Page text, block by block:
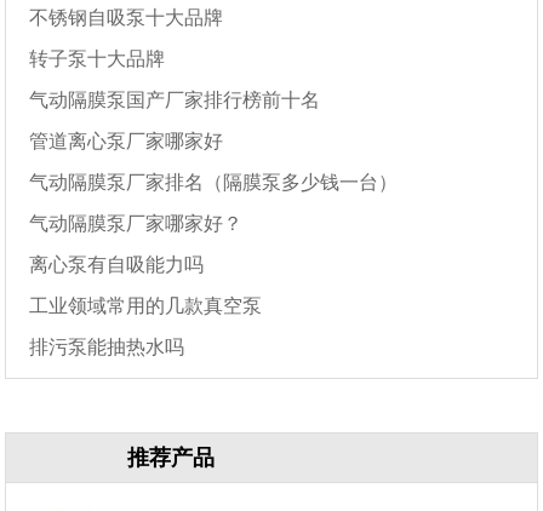
不锈钢自吸泵十大品牌
转子泵十大品牌
气动隔膜泵国产厂家排行榜前十名
管道离心泵厂家哪家好
气动隔膜泵厂家排名（隔膜泵多少钱一台）
气动隔膜泵厂家哪家好？
离心泵有自吸能力吗
工业领域常用的几款真空泵
排污泵能抽热水吗
推荐产品